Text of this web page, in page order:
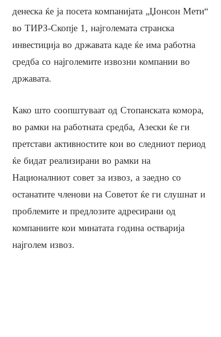
денеска ќе ја посета компанијата „Џонсон Мети“
во ТИРЗ-Скопје 1, најголемата странска
инвестиција во државата каде ќе има работна
средба со најголемите извозни компании во
државата.
Како што соопштуваат од Стопанската комора,
во рамки на работната средба, Азески ќе ги
претстави активностите кои во следниот период
ќе бидат реализирани во рамки на
Националниот совет за извоз, а заедно со
останатите членови на Советот ќе ги слушнат и
проблемите и предлозите адресирани од
компаниите кои минатата година остварија
најголем извоз.